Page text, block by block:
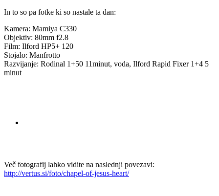
In to so pa fotke ki so nastale ta dan:
Kamera: Mamiya C330
Objektiv: 80mm f2.8
Film: Ilford HP5+ 120
Stojalo: Manfrotto
Razvijanje: Rodinal 1+50 11minut, voda, Ilford Rapid Fixer 1+4 5
minut
Več fotografij lahko vidite na naslednji povezavi:
http://vertus.si/foto/chapel-of-jesus-heart/